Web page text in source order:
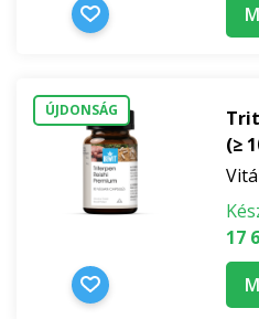
ÚJDONSÁG
(≥
17